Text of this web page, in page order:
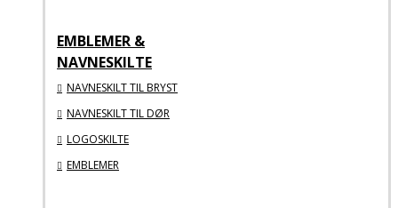
EMBLEMER &
NAVNESKILTE
NAVNESKILT TIL BRYST
NAVNESKILT TIL DØR
LOGOSKILTE
EMBLEMER